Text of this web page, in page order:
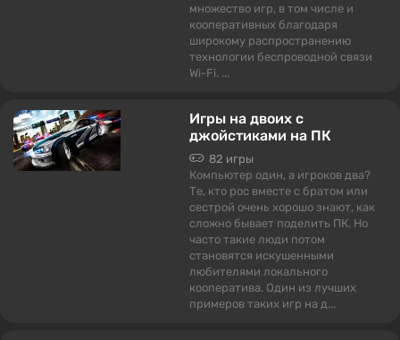
множество игр, в том числе и
кооперативных благодаря
широкому распространению
технологии беспроводной связи
Wi-Fi. ...
Игры на двоих с
джойстиками на ПК
82 игры
Компьютер один, а игроков два?
Те, кто рос вместе с братом или
сестрой очень хорошо знают, как
сложно бывает поделить ПК. Но
часто такие люди потом
становятся искушенными
любителями локального
кооператива. Один из лучших
примеров таких игр на д...